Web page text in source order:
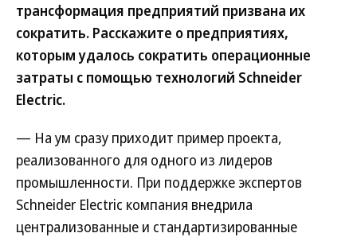
трансформация предприятий призвана их
сократить. Расскажите о предприятиях,
которым удалось сократить операционные
затраты с помощью технологий Schneider
Electric.
— На ум сразу приходит пример проекта,
реализованного для одного из лидеров
промышленности. При поддержке экспертов
Schneider Electric компания внедрила
централизованные и стандартизированные